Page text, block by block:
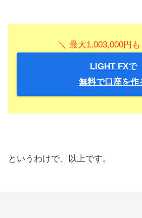
＼ 最大1,003,000円
LIGHT FXで
無料で口座を作
というわけで、以上です。